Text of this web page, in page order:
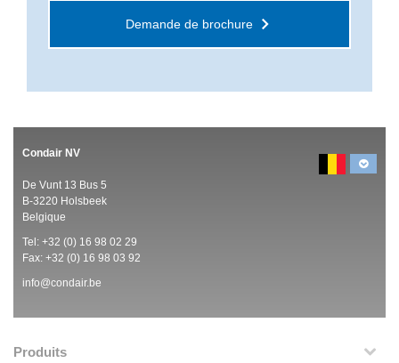
Demande de brochure
Condair NV
De Vunt 13 Bus 5
B-3220 Holsbeek
Belgique
Tel: +32 (0) 16 98 02 29
Fax: +32 (0) 16 98 03 92
info@condair.be
Produits